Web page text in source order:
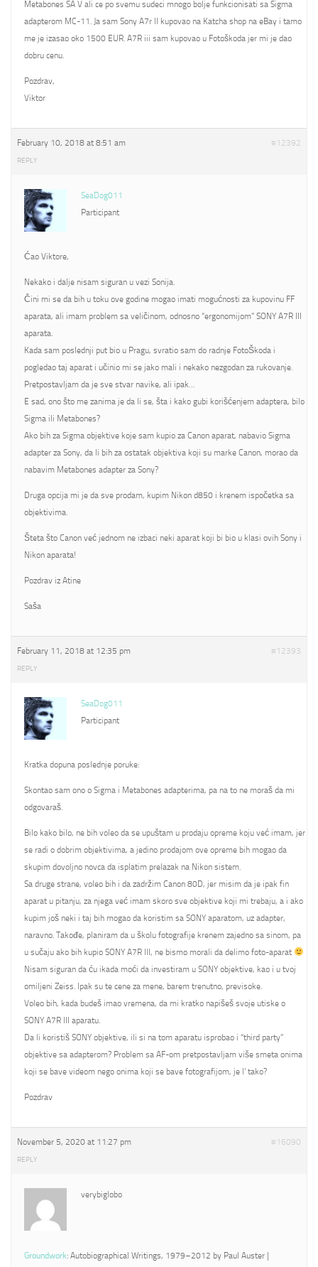
Metabones SA V ali ce po svemu sudeci mnogo bolje funkcionisati sa Sigma
adapterom MC-11. Ja sam Sony A7r II kupovao na Katcha shop na eBay i tamo
me je izasao oko 1500 EUR. A7R iii sam kupovao u Fotoškoda jer mi je dao
dobru cenu.
Pozdrav,
Viktor
February 10, 2018 at 8:51 am #12392
REPLY
SeaDog011
Participant
Ćao Viktore,
Nekako i dalje nisam siguran u vezi Sonija.
Čini mi se da bih u toku ove godine mogao imati mogućnosti za kupovinu FF
aparata, ali imam problem sa veličinom, odnosno “ergonomijom” SONY A7R III
aparata.
Kada sam poslednji put bio u Pragu, svratio sam do radnje FotoŠkoda i
pogledao taj aparat i učinio mi se jako mali i nekako nezgodan za rukovanje.
Pretpostavljam da je sve stvar navike, ali ipak…
E sad, ono što me zanima je da li se, šta i kako gubi korišćenjem adaptera, bilo
Sigma ili Metabones?
Ako bih za Sigma objektive koje sam kupio za Canon aparat, nabavio Sigma
adapter za Sony, da li bih za ostatak objektiva koji su marke Canon, morao da
nabavim Metabones adapter za Sony?
Druga opcija mi je da sve prodam, kupim Nikon d850 i krenem ispočetka sa
objektivima.
Šteta što Canon već jednom ne izbaci neki aparat koji bi bio u klasi ovih Sony i
Nikon aparata!
Pozdrav iz Atine
Saša
February 11, 2018 at 12:35 pm #12393
REPLY
SeaDog011
Participant
Kratka dopuna poslednje poruke:
Skontao sam ono o Sigma i Metabones adapterima, pa na to ne moraš da mi
odgovaraš.
Bilo kako bilo, ne bih voleo da se upuštam u prodaju opreme koju već imam, jer
se radi o dobrim objektivima, a jedino prodajom ove opreme bih mogao da
skupim dovoljno novca da isplatim prelazak na Nikon sistem.
Sa druge strane, voleo bih i da zadržim Canon 80D, jer misim da je ipak fin
aparat u pitanju, za njega već imam skoro sve objektive koji mi trebaju, a i ako
kupim još neki i taj bih mogao da koristim sa SONY aparatom, uz adapter,
naravno. Takođe, planiram da u školu fotografije krenem zajedno sa sinom, pa
u sučaju ako bih kupio SONY A7R III, ne bismo morali da delimo foto-aparat
Nisam siguran da ću ikada moći da investiram u SONY objektive, kao i u tvoj
omiljeni Zeiss. Ipak su te cene za mene, barem trenutno, previsoke.
Voleo bih, kada budeš imao vremena, da mi kratko napišeš svoje utiske o
SONY A7R III aparatu.
Da li koristiš SONY objektive, ili si na tom aparatu isprobao i “third party”
objektive sa adapterom? Problem sa AF-om pretpostavljam više smeta onima
koji se bave videom nego onima koji se bave fotografijom, je l’ tako?
Pozdrav
November 5, 2020 at 11:27 pm #16090
REPLY
verybiglobo
Groundwork: Autobiographical Writings, 1979–2012 by Paul Auster |